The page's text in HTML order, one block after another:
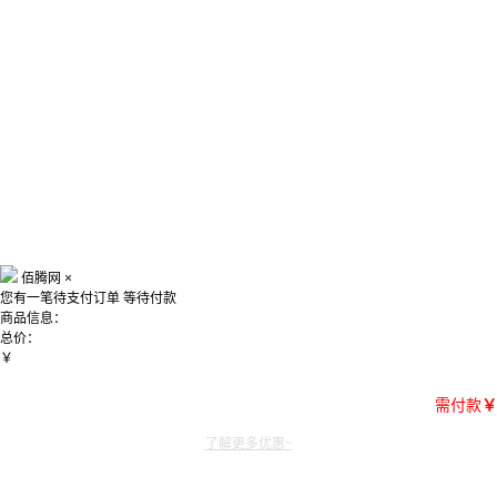
佰腾网 ×
您有一笔待支付订单 等待付款
商品信息：
总价：
￥
需付款￥
了解更多优惠~